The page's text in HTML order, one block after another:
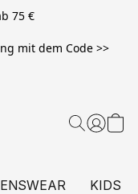
75 €
mit dem Code >>
KIDS